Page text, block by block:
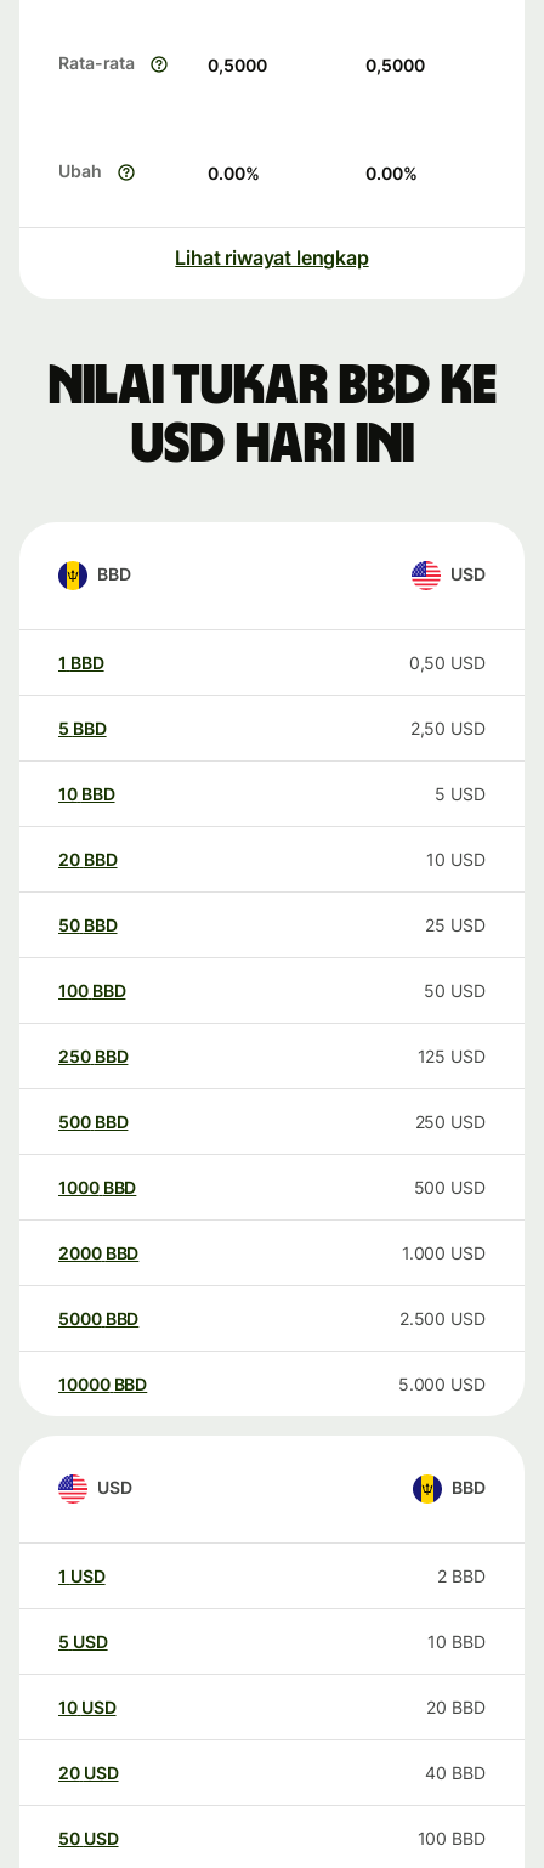
Rata-rata 0,5000 0,5000
Ubah 0.00% 0.00%
Lihat riwayat lengkap
Nilai tukar BBD ke
USD hari ini
BBD USD
1 BBD 0,50 USD
5 BBD 2,50 USD
10 BBD 5 USD
20 BBD 10 USD
50 BBD 25 USD
100 BBD 50 USD
250 BBD 125 USD
500 BBD 250 USD
1000 BBD 500 USD
2000 BBD 1.000 USD
5000 BBD 2.500 USD
10000 BBD 5.000 USD
USD BBD
1 USD 2 BBD
5 USD 10 BBD
10 USD 20 BBD
20 USD 40 BBD
50 USD 100 BBD